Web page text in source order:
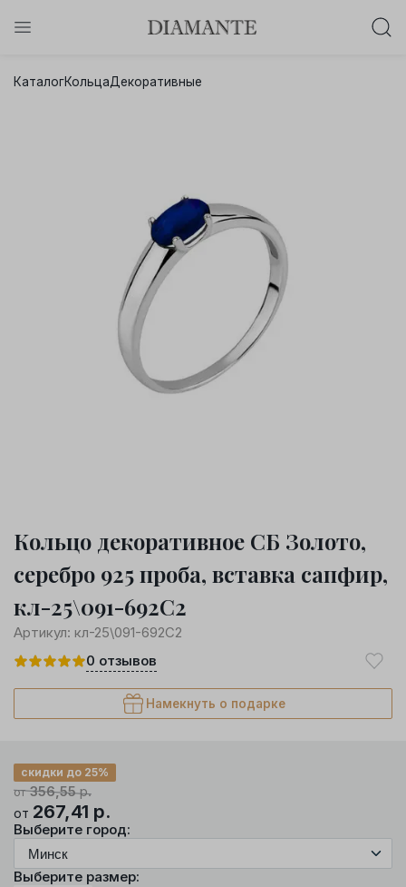
Осталось:
КаталогКольцаДекоративные
Кольцо декоративное СБ Золото,
серебро 925 проба, вставка сапфир,
кл-25\091-692С2
Артикул: кл-25\091-692С2
0 отзывов
Намекнуть о подарке
от356,55р.
скидки до 25%
от 267,41 р.
Выберите город:
Выберите размер: